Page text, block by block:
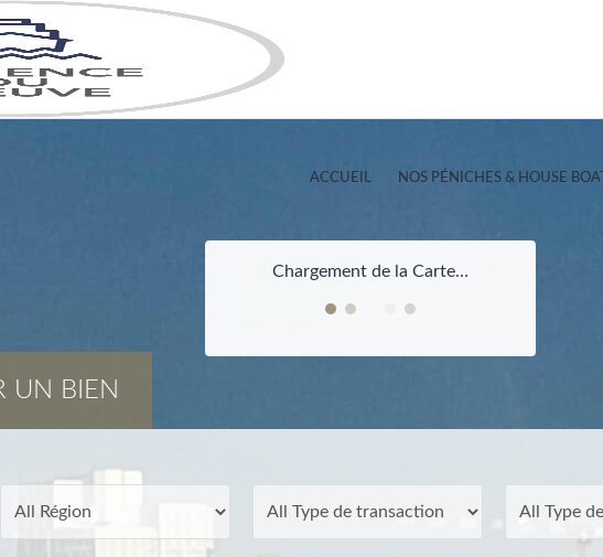
ACCUEIL NOS PÉNICHES & HOUSE BOAT
Chargement de la Carte…
UN BIEN